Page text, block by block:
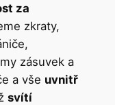
za
zkraty,
zásuvek a
a vše uvnitř
svítí